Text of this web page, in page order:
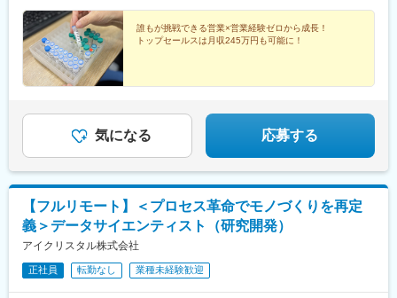
・産休・育休取得率100％／復職後は時短勤務もOK（例：9:00～
15:00）
・年間休日114日／完全週休2日制＋特別休暇5日（好きなタイミ
ングで取得可能）
・有給消化率77％／毎年リフレッシュ休暇として最大10連休を取
・残業ほとんどなし（店舗によりますが基本的に残業が少なく、
週に1時間ほど）
【社員の声から見える“やりがい”】※社員アンケート一例
「お客様から『髪が生えてきた！ありがとう！』と言われた時、
心から嬉しい」
「皆で目標に向かって取り組める職場。感謝の言葉をいただける
瞬間が多く、誇りを持てる仕事」
「10連休が取れるなど、休みの取りやすさが最大の魅力！」
変更の範囲：会社の定める業務
賞与2回）
誰もが挑戦できる営業×営業経験ゼロから成長！
トップセールスは月収245万円も可能に！
気になる 応募する
【フルリモート】＜プロセス革命でモノづくりを再定
義＞データサイエンティスト（研究開発）
アイクリスタル株式会社
正社員 転勤なし 業種未経験歓迎